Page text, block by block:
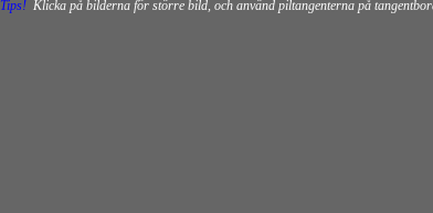
Tips! Klicka på bilderna för större bild, och använd piltangenterna på